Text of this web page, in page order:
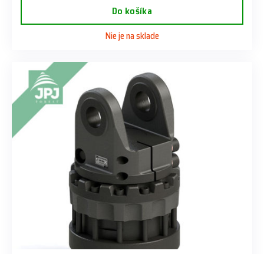
Do košíka
Nie je na sklade